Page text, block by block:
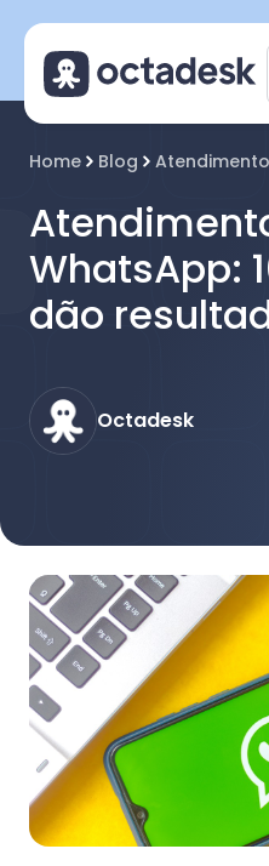
Home Blog
WhatsApp:
dão
Octadesk
Octadesk
Online agora